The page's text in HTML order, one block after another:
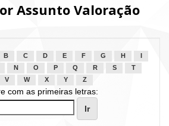
Assunto Valoração
B C D E F G H
N O P Q R S
T
V W X Y Z
com as primeiras letras: